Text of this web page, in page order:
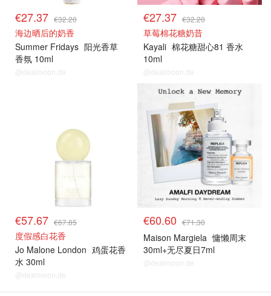
€27.37 €32.20
海边晒后的奶香
Summer Fridays 阳光香草
香氛 10ml
@dealmoon.de
€27.37 €32.20
草莓棉花糖奶昔
Kayali 棉花糖甜心81 香水
10ml
@dealmoon.de
€57.67 €67.85
度假感白花香
Jo Malone London 鸡蛋花香
水 30ml
@dealmoon.de
€60.60 €71.30
Maison Margiela 慵懒周末
30ml+无尽夏日7ml
@dealmoon.de